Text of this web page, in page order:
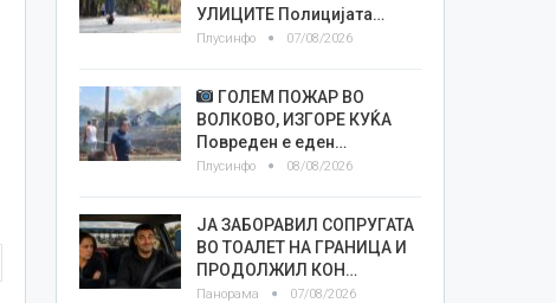
УЛИЦИТЕ Полицијата…
Плусинфо 07/08/2026
ГОЛЕМ ПОЖАР ВО
ВОЛКОВО, ИЗГОРЕ КУЌА
Повреден е еден…
Плусинфо 08/08/2026
ЈА ЗАБОРАВИЛ СОПРУГАТА
ВО ТОАЛЕТ НА ГРАНИЦА И
ПРОДОЛЖИЛ КОН…
Панорама 07/08/2026